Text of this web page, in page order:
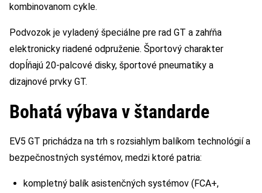
kombinovanom cykle.
Podvozok je vyladený špeciálne pre rad GT a zahŕňa
elektronicky riadené odpruženie. Športový charakter
dopĺňajú 20-palcové disky, športové pneumatiky a
dizajnové prvky GT.
Bohatá výbava v štandarde
EV5 GT prichádza na trh s rozsiahlym balíkom technológií a
bezpečnostných systémov, medzi ktoré patria:
kompletný balík asistenčných systémov (FCA+,